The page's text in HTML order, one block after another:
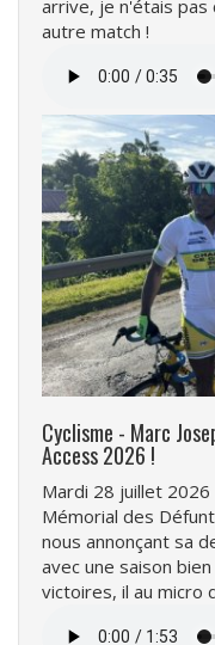
arrive, je n'étais pas
autre match !
audio
Cyclisme - Marc
Access 2026 !
Mardi 28 juillet
Mémorial des
nous annonçant sa
avec une saison
victoires, il au micro